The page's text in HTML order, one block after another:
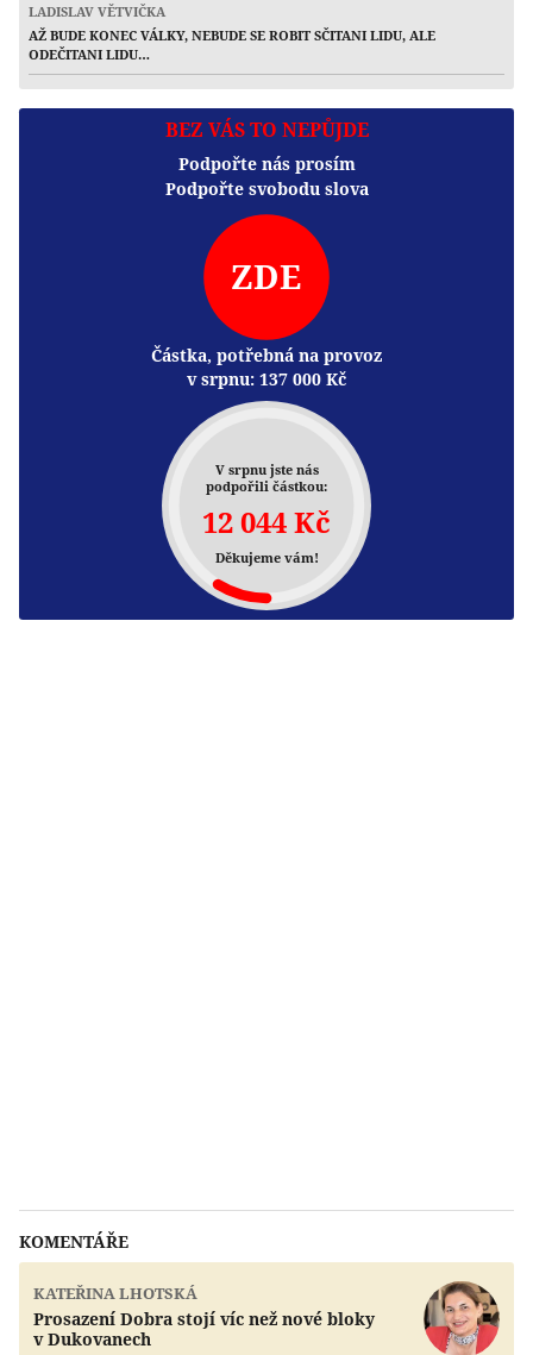
LADISLAV VĚTVIČKA
AŽ BUDE KONEC VÁLKY, NEBUDE SE ROBIT SČITANI LIDU, ALE
ODEČITANI LIDU…
BEZ VÁS TO NEPŮJDE
Podpořte nás prosím
Podpořte svobodu slova
ZDE
Částka, potřebná na provoz
v srpnu: 137 000 Kč
V srpnu jste nás
podpořili částkou:
12 044 Kč
Děkujeme vám!
KOMENTÁŘE
KATEŘINA LHOTSKÁ
Prosazení Dobra stojí víc než nové bloky
v Dukovanech